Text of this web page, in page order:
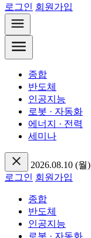
로그인 회원가입
종합
반도체
인공지능
로봇 · 자동화
에너지 · 전력
세미나
2026.08.10 (월)
로그인 회원가입
종합
반도체
인공지능
로봇 · 자동화